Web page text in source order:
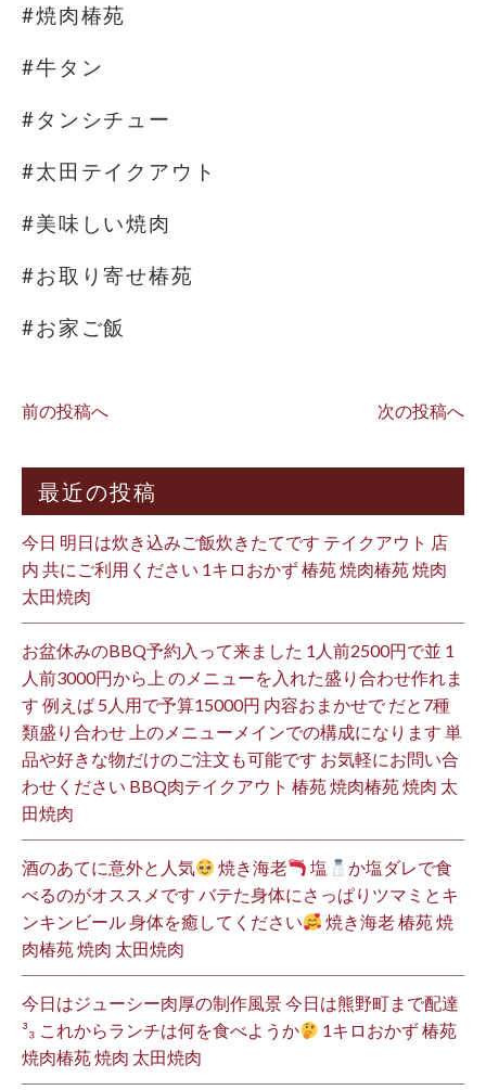
#焼肉椿苑
#牛タン
#タンシチュー
#太田テイクアウト
#美味しい焼肉
#お取り寄せ椿苑
#お家ご飯
前の投稿へ 次の投稿へ
最近の投稿
今日 明日は炊き込みご飯炊きたてです テイクアウト 店
内 共にご利用ください 1キロおかず 椿苑 焼肉椿苑 焼肉
太田焼肉
お盆休みのBBQ予約入って来ました 1人前2500円で並 1
人前3000円から上 のメニューを入れた盛り合わせ作れま
す 例えば 5人用で予算15000円 内容おまかせで だと7種
類盛り合わせ 上のメニューメインでの構成になります 単
品や好きな物だけのご注文も可能です お気軽にお問い合
わせください BBQ肉テイクアウト 椿苑 焼肉椿苑 焼肉 太
田焼肉
酒のあてに意外と人気 焼き海老 塩
か塩ダレで食
べるのがオススメです バテた身体にさっぱりツマミとキ
ンキンビール 身体を癒してください
焼き海老 椿苑 焼
肉椿苑 焼肉 太田焼肉
今日はジューシー肉厚の制作風景 今日は熊野町まで配達
³₃ これからランチは何を食べようか
1キロおかず 椿苑
焼肉椿苑 焼肉 太田焼肉